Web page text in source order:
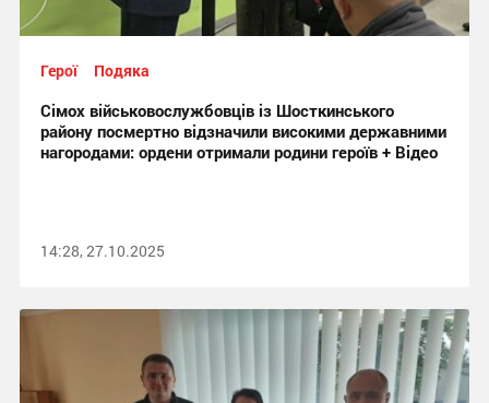
Герої Подяка
Сімох військовослужбовців із Шосткинського
району посмертно відзначили високими державними
нагородами: ордени отримали родини героїв + Відео
14:28, 27.10.2025